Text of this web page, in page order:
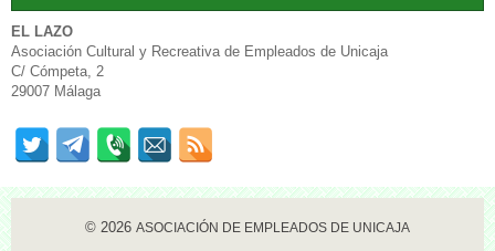
EL LAZO
Asociación Cultural y Recreativa de Empleados de Unicaja
C/ Cómpeta, 2
29007 Málaga
© 2026 ASOCIACIÓN DE EMPLEADOS DE UNICAJA